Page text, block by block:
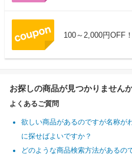
100～2,000円OFF
お探しの商品が見つかりません
よくあるご質問
欲しい商品があるのですが名称が
に探せばよいですか？
どのような商品検索方法があるの